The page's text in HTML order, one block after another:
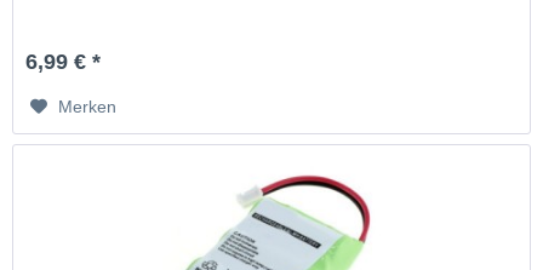
6,99 € *
Merken